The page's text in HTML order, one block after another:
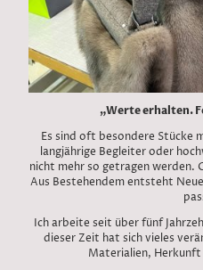
„Werte erhalten.
Es sind oft besondere Stücke
langjährige Begleiter oder
nicht mehr so getragen werden.
Aus Bestehendem entsteht
Ich arbeite seit über fünf
dieser Zeit hat sich vieles
Materialien,